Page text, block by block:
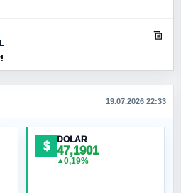
NATO Toplantısı mı, Yeni
Provası mı?
19.07.2026 22:33
$ DOLAR
47,1901
▲0,19%